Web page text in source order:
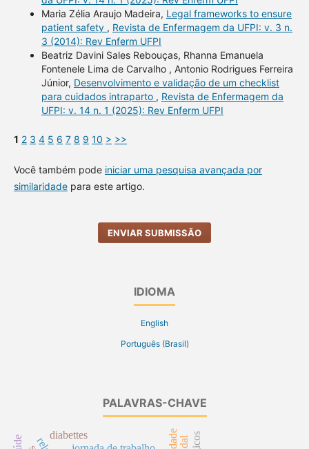
Maria Zélia Araujo Madeira, Legal frameworks to ensure
patient safety , Revista de Enfermagem da UFPI: v. 3 n.
3 (2014): Rev Enferm UFPI
Beatriz Davini Sales Rebouças, Rhanna Emanuela
Fontenele Lima de Carvalho , Antonio Rodrigues Ferreira
Júnior, Desenvolvimento e validação de um checklist
para cuidados intraparto , Revista de Enfermagem da
UFPI: v. 14 n. 1 (2025): Rev Enferm UFPI
1 2 3 4 5 6 7 8 9 10 > >>
Você também pode iniciar uma pesquisa avançada por
similaridadepara este artigo.
ENVIAR SUBMISSÃO
IDIOMA
English
Português (Brasil)
PALAVRAS-CHAVE
diabettes